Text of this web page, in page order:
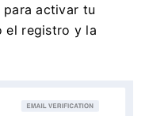
para activar tu
el registro y la